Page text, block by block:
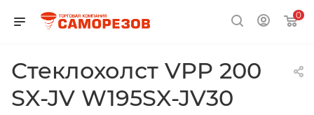
0
Стеклохолст VPP 200
SX-JV W195SX-JV30